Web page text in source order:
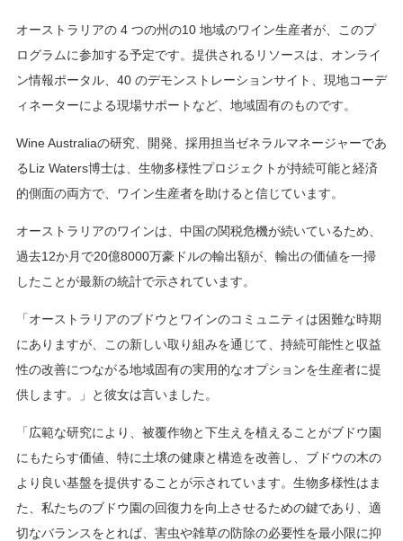
オーストラリアの 4 つの州の10 地域のワイン生産者が、このプ
ログラムに参加する予定です。提供されるリソースは、オンライ
ン情報ポータル、40 のデモンストレーションサイト、現地コーデ
ィネーターによる現場サポートなど、地域固有のものです。
Wine Australiaの研究、開発、採用担当ゼネラルマネージャーであ
るLiz Waters博士は、生物多様性プロジェクトが持続可能と経済
的側面の両方で、ワイン生産者を助けると信じています。
オーストラリアのワインは、中国の関税危機が続いているため、
過去12か月で20億8000万豪ドルの輸出額が、輸出の価値を一掃
したことが最新の統計で示されています。
「オーストラリアのブドウとワインのコミュニティは困難な時期
にありますが、この新しい取り組みを通じて、持続可能性と収益
性の改善につながる地域固有の実用的なオプションを生産者に提
供します。」と彼女は言いました。
「広範な研究により、被覆作物と下生えを植えることがブドウ園
にもたらす価値、特に土壌の健康と構造を改善し、ブドウの木の
より良い基盤を提供することが示されています。生物多様性はま
た、私たちのブドウ園の回復力を向上させるための鍵であり、適
切なバランスをとれば、害虫や雑草の防除の必要性を最小限に抑